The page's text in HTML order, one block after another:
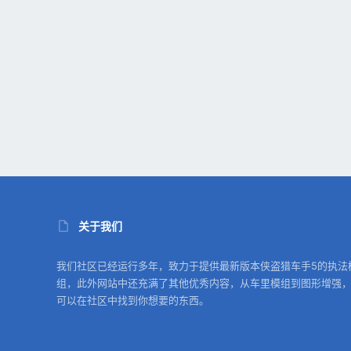
关于我们
我们社区已经运行多年，致力于提供最新版本侠盗猎车手5的执法
组，此外网站中还充满了其他优秀内容，从车里模组到图形增强
可以在社区中找到你想要的东西。